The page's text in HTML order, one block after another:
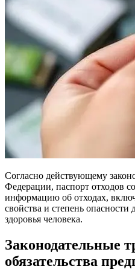
Согласно действующему
Федерации, паспорт отходов
информацию об отходах,
свойства и степень
здоровья человека.
Законодательные
обязательства